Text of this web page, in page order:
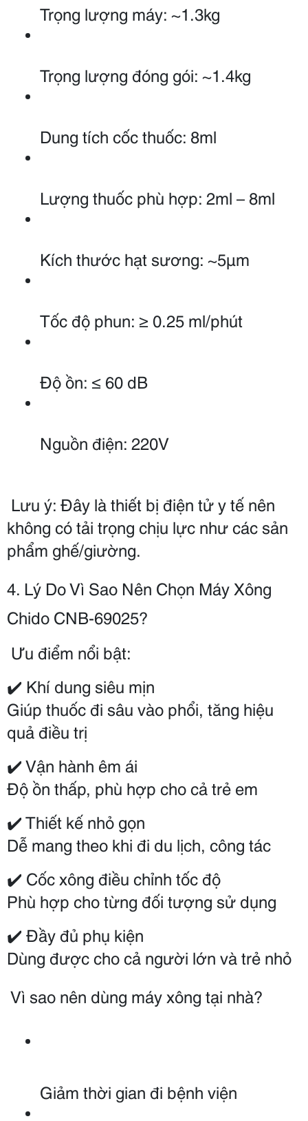
Trọng lượng máy: ~1.3kg
Trọng lượng đóng gói: ~1.4kg
Dung tích cốc thuốc: 8ml
Lượng thuốc phù hợp: 2ml – 8ml
Kích thước hạt sương: ~5µm
Tốc độ phun: ≥ 0.25 ml/phút
Độ ồn: ≤ 60 dB
Nguồn điện: 220V
không có tải trọng chịu lực như các sản
phẩm ghế/giường.
4. Lý Do Vì Sao Nên Chọn Máy Xông
Chido CNB-69025?
Ưu điểm nổi bật:
✔️ Khí dung siêu mịn
Giúp thuốc đi sâu vào phổi, tăng hiệu
quả điều trị
✔️ Vận hành êm ái
Độ ồn thấp, phù hợp cho cả trẻ em
✔️ Thiết kế nhỏ gọn
Dễ mang theo khi đi du lịch, công tác
✔️ Cốc xông điều chỉnh tốc độ
Phù hợp cho từng đối tượng sử dụng
✔️ Đầy đủ phụ kiện
Dùng được cho cả người lớn và trẻ nhỏ
️ Vì sao nên dùng máy xông tại nhà?
Giảm thời gian đi bệnh viện